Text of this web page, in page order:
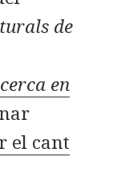
de
en
el cant